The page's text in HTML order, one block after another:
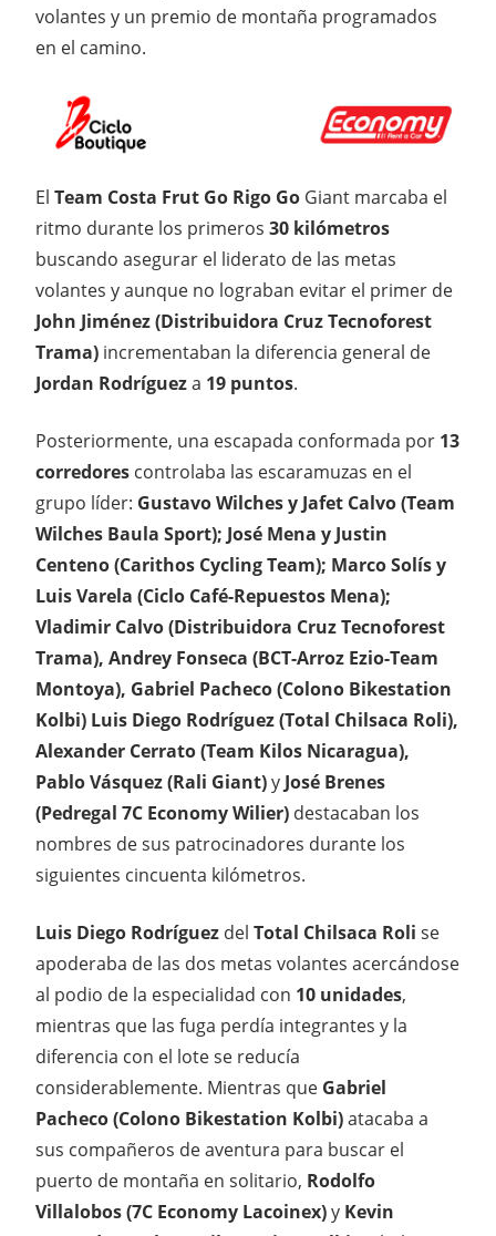
volantes y un premio de montaña programados
en el camino.
El Team Costa Frut Go Rigo Go Giant marcaba el
ritmo durante los primeros 30 kilómetros
buscando asegurar el liderato de las metas
volantes y aunque no lograban evitar el primer de
John Jiménez (Distribuidora Cruz Tecnoforest
Trama) incrementaban la diferencia general de
Jordan Rodrígueza 19 puntos.
Posteriormente, una escapada conformada por 13
corredores controlaba las escaramuzas en el
grupo líder: Gustavo Wilches y Jafet Calvo (Team
Wilches Baula Sport); José Mena y Justin
Centeno (Carithos Cycling Team); Marco Solís y
Luis Varela (Ciclo Café-Repuestos Mena);
Vladimir Calvo (Distribuidora Cruz Tecnoforest
Trama), Andrey Fonseca (BCT-Arroz Ezio-Team
Montoya), Gabriel Pacheco (Colono Bikestation
Kolbi) Luis Diego Rodríguez (Total Chilsaca Roli),
Alexander Cerrato (Team Kilos Nicaragua),
Pablo Vásquez (Rali Giant)y José Brenes
(Pedregal 7C Economy Wilier) destacaban los
nombres de sus patrocinadores durante los
siguientes cincuenta kilómetros.
Luis Diego Rodríguez del Total Chilsaca Roli se
apoderaba de las dos metas volantes acercándose
al podio de la especialidad con 10 unidades,
mientras que las fuga perdía integrantes y la
diferencia con el lote se reducía
considerablemente. Mientras que Gabriel
Pacheco (Colono Bikestation Kolbi)atacaba a
sus compañeros de aventura para buscar el
puerto de montaña en solitario, Rodolfo
Villalobos (7C Economy Lacoinex)y Kevin